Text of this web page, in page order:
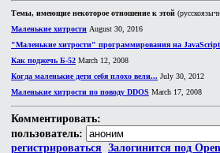
Темы, имеющие некоторое отношение к этой
Маленькие хитрости August 30, 2016
"Маленькие хитрости" программирования на JavaScript
Как поджечь Б-52 March 12, 2008
Когда маленькие дети себя плохо вели... July 30, 2012
Маленькие хитрости по поводу DDOS March 17, 2008
Комментировать:
пользователь:
регистрироваться Залогинится под